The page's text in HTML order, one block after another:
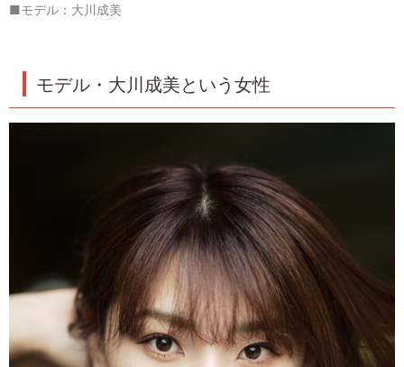
■モデル：大川成美
モデル・大川成美という女性